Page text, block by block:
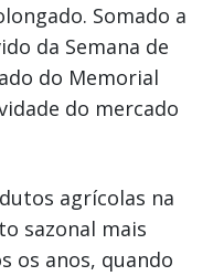
Somado a
da Semana de
do Memorial
do mercado
agrícolas na
sazonal mais
os anos, quando